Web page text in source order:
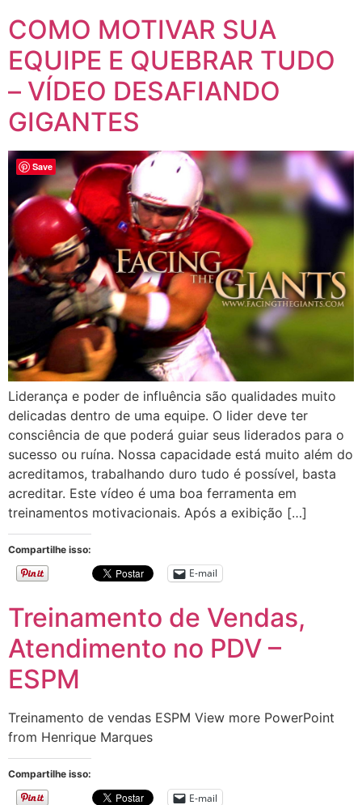
COMO MOTIVAR SUA
EQUIPE E QUEBRAR TUDO
– VÍDEO DESAFIANDO
GIGANTES
Liderança e poder de influência são qualidades muito
delicadas dentro de uma equipe. O lider deve ter
consciência de que poderá guiar seus liderados para o
sucesso ou ruína. Nossa capacidade está muito além do
acreditamos, trabalhando duro tudo é possível, basta
acreditar. Este vídeo é uma boa ferramenta em
treinamentos motivacionais. Após a exibição […]
Compartilhe isso:
E-mail
Treinamento de Vendas,
Atendimento no PDV –
ESPM
Treinamento de vendas ESPM View more PowerPoint
from Henrique Marques
Compartilhe isso:
E-mail
Save